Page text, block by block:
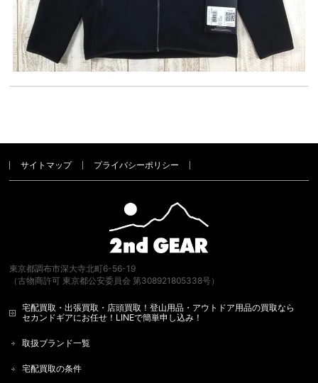
サイトマップ プライバシーポリシー
東京都調布市深大寺北町6-56-19
（古物商許可 東京都公安委員会 第308921805338号）
宅配買取・出張買取・店頭買取！登山用品・アウトドア用品の買取なら
セカンドギアにお任せ！LINEで簡単申し込み！
取扱ブランド一覧
宅配買取の条件